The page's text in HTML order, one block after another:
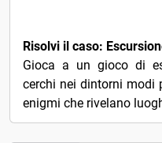
Gioca a un gioco di
cerchi nei dintorni modi
enigmi che rivelano